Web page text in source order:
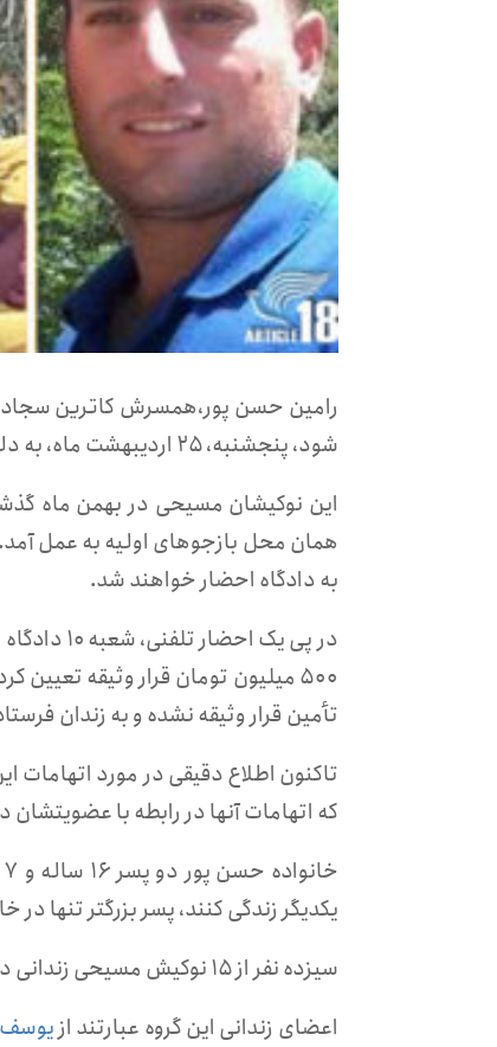
رامین حسن پور،همسرش کاترین
شود، پنجشنبه، ۲۵ اردیبهشت ماه، به دلیل عدم توانایی برای تأمین وثیقه، به زندان لاکان رشت منتقل شدند.
این نوکیشان مسیحی در بهمن ماه
همان محل بازجوهای اولیه به عمل
به دادگاه احضار خواهند شد.
در پی یک
۵۰۰ میلیون تومان قرار وثیقه
تأمین قرار وثیقه نشده و به زندان
که اتهامات آنها در رابطه با
یکدیگر زندگی کنند، پسر بزرگتر تنها
سيزده نفر از ۱۵ نوکیش مسیحی زندانی در زندان های ایران، عضو گروه موسوم به «کلیسای ایران» هستند.
اعضای زندانی این گروه عبارتند ازیوسف